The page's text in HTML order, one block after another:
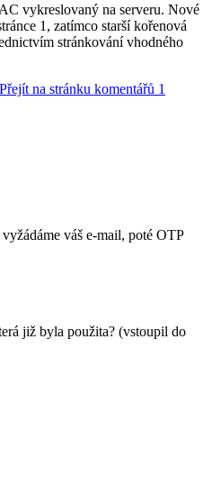
vykreslovaný na serveru. Nové
1, zatímco starší kořenová
stránkování vhodného
Přejít na stránku komentářů 1
váš e‑mail, poté OTP
již byla použita? (vstoupil do